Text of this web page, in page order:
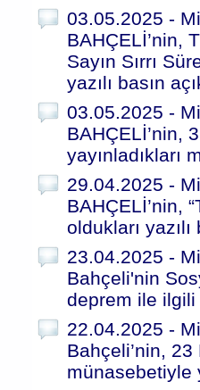
03.05.2025 -
BAHÇELİ’nin,
Sayın Sırrı
yazılı basın
03.05.2025 -
BAHÇELİ’nin,
yayınladıkları
29.04.2025 -
BAHÇELİ’nin,
oldukları yazılı
23.04.2025 -
Bahçeli'nin
deprem ile ilgili
22.04.2025 -
Bahçeli’nin,
münasebetiyle